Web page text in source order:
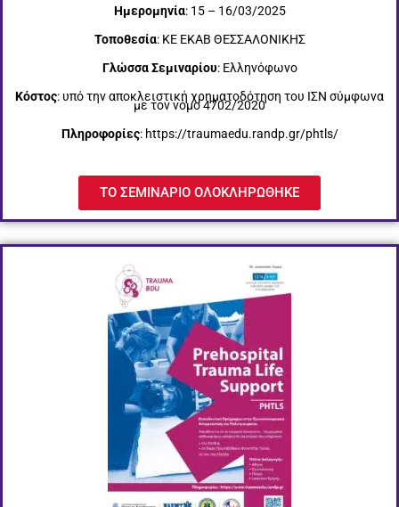
Ημερομηνία: 15 – 16/03/2025
Τοποθεσία: ΚΕ ΕΚΑΒ ΘΕΣΣΑΛΟΝΙΚΗΣ
Γλώσσα Σεμιναρίου: Ελληνόφωνο
Κόστος: υπό την αποκλειστική χρηματοδότηση του ΙΣΝ σύμφωνα
με τον νόμο 4702/2020
Πληροφορίες: https://traumaedu.randp.gr/phtls/
ΤΟ ΣΕΜΙΝΑΡΙΟ ΟΛΟΚΛΗΡΩΘΗΚΕ